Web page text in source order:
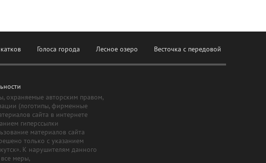
Голоса города Лесное озеро Весточка с передовой
охраняемые авторским правом,
(логотипы, фирменные
сайта в интернете
гиперссылки
материалов сайта
только с указанием
К нарушителям данного
меры,